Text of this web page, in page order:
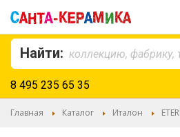
Найти:
8 495 235 65 35
Главная Каталог Италон